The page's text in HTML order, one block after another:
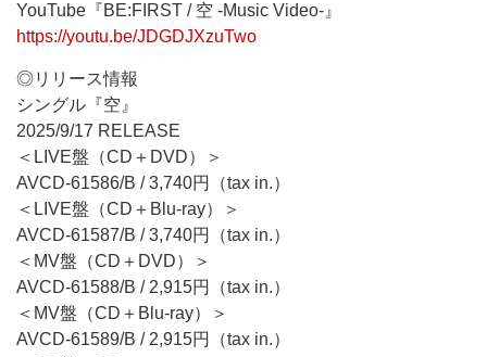
YouTube『BE:FIRST / 空 -Music Video-』
https://youtu.be/JDGDJXzuTwo
◎リリース情報
シングル『空』
2025/9/17 RELEASE
＜LIVE盤（CD＋DVD）＞
AVCD-61586/B / 3,740円（tax in.）
＜LIVE盤（CD＋Blu-ray）＞
AVCD-61587/B / 3,740円（tax in.）
＜MV盤（CD＋DVD）＞
AVCD-61588/B / 2,915円（tax in.）
＜MV盤（CD＋Blu-ray）＞
AVCD-61589/B / 2,915円（tax in.）